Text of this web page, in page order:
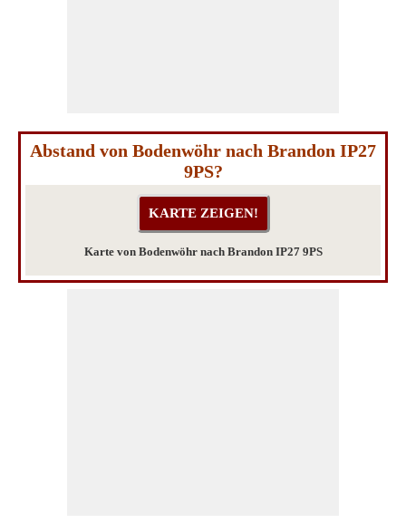
Abstand von Bodenwöhr nach Brandon IP27
9PS?
Karte von Bodenwöhr nach Brandon IP27 9PS